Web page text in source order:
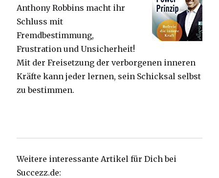
Anthony Robbins macht ihr
Schluss mit
Fremdbestimmung,
Frustration und Unsicherheit!
Mit der Freisetzung der verborgenen inneren
Kräfte kann jeder lernen, sein Schicksal selbst
zu bestimmen.
Weitere interessante Artikel für Dich bei
Succezz.de: